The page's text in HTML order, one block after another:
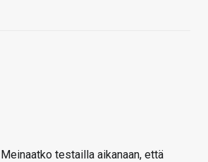
Meinaatko testailla aikanaan, että